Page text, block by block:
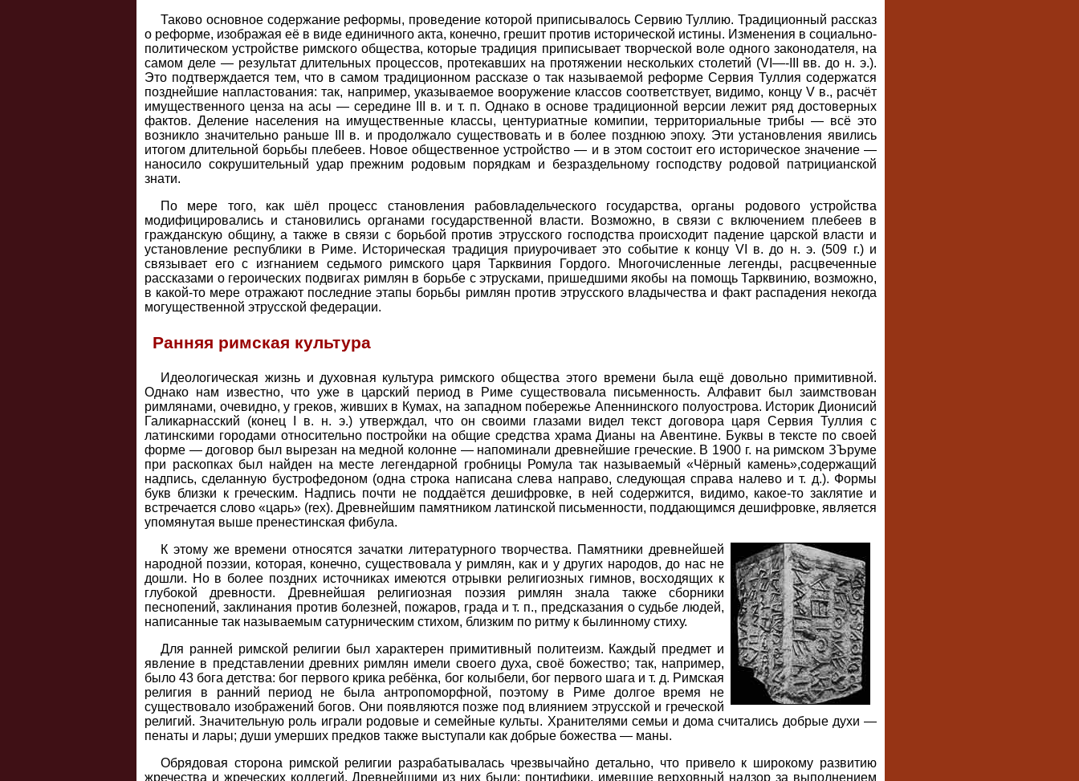
Таково основное содержание реформы, проведение которой приписывалось Сервию Туллию. Традиционный рассказ
о реформе, изображая её в виде единичного акта, конечно, грешит против исторической истины. Изменения в социально-
политическом устройстве римского общества, которые традиция приписывает творческой воле одного законодателя, на
самом деле — результат длительных процессов, протекавших на протяжении нескольких столетий (VI—-III вв. до н. э.).
Это подтверждается тем, что в самом традиционном рассказе о так называемой реформе Сервия Туллия содержатся
позднейшие напластования: так, например, указываемое вооружение классов соответствует, видимо, концу V в., расчёт
имущественного ценза на асы — середине III в. и т. п. Однако в основе традиционной версии лежит ряд достоверных
фактов. Деление населения на имущественные классы, центуриатные комипии, территориальные трибы — всё это
возникло значительно раньше III в. и продолжало существовать и в более позднюю эпоху. Эти установления явились
итогом длительной борьбы плебеев. Новое общественное устройство — и в этом состоит его историческое значение —
наносило сокрушительный удар прежним родовым порядкам и безраздельному господству родовой патрицианской
знати.
По мере того, как шёл процесс становления рабовладельческого государства, органы родового устройства
модифицировались и становились органами государственной власти. Возможно, в связи с включением плебеев в
гражданскую общину, а также в связи с борьбой против этрусского господства происходит падение царской власти и
установление республики в Риме. Историческая традиция приурочивает это событие к концу VI в. до н. э. (509 г.) и
связывает его с изгнанием седьмого римского царя Тарквиния Гордого. Многочисленные легенды, расцвеченные
рассказами о героических подвигах римлян в борьбе с этрусками, пришедшими якобы на помощь Тарквинию, возможно,
в какой-то мере отражают последние этапы борьбы римлян против этрусского владычества и факт распадения некогда
могущественной этрусской федерации.
Ранняя римская культура
Идеологическая жизнь и духовная культура римского общества этого времени была ещё довольно примитивной.
Однако нам известно, что уже в царский период в Риме существовала письменность. Алфавит был заимствован
римлянами, очевидно, у греков, живших в Кумах, на западном побережье Апеннинского полуострова. Историк Дионисий
Галикарнасский (конец I в. н. э.) утверждал, что он своими глазами видел текст договора царя Сервия Туллия с
латинскими городами относительно постройки на общие средства храма Дианы на Авентине. Буквы в тексте по своей
форме — договор был вырезан на медной колонне — напоминали древнейшие греческие. В 1900 г. на римском ЗЪруме
при раскопках был найден на месте легендарной гробницы Ромула так называемый «Чёрный камень»,содержащий
надпись, сделанную бустрофедоном (одна строка написана слева направо, следующая справа налево и т. д.). Формы
букв близки к греческим. Надпись почти не поддаётся дешифровке, в ней содержится, видимо, какое-то заклятие и
встречается слово «царь» (rex). Древнейшим памятником латинской письменности, поддающимся дешифровке, является
упомянутая выше пренестинская фибула.
К этому же времени относятся зачатки литературного творчества. Памятники древнейшей
народной поэзии, которая, конечно, существовала у римлян, как и у других народов, до нас не
дошли. Но в более поздних источниках имеются отрывки религиозных гимнов, восходящих к
глубокой древности. Древнейшая религиозная поэзия римлян знала также сборники
песнопений, заклинания против болезней, пожаров, града и т. п., предсказания о судьбе людей,
написанные так называемым сатурническим стихом, близким по ритму к былинному стиху.
Для ранней римской религии был характерен примитивный политеизм. Каждый предмет и
явление в представлении древних римлян имели своего духа, своё божество; так, например,
было 43 бога детства: бог первого крика ребёнка, бог колыбели, бог первого шага и т. д. Римская
религия в ранний период не была антропоморфной, поэтому в Риме долгое время не
существовало изображений богов. Они появляются позже под влиянием этрусской и греческой
религий. Значительную роль играли родовые и семейные культы. Хранителями семьи и дома считались добрые духи —
пенаты и лары; души умерших предков также выступали как добрые божества — маны.
Обрядовая сторона римской религии разрабатывалась чрезвычайно детально, что привело к широкому развитию
жречества и жреческих коллегий. Древнейшими из них были: понтифики, имевшие верховный надзор за выполнением